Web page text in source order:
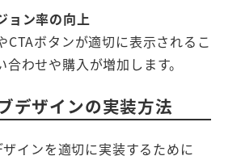
ョン率の向上
CTAボタンが適切に表示されるこ
合わせや購入が増加します。
デザインの実装方法
インを適切に実装するために